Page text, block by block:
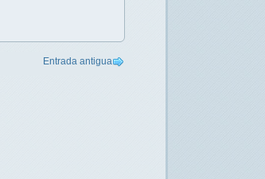
Entrada antigua